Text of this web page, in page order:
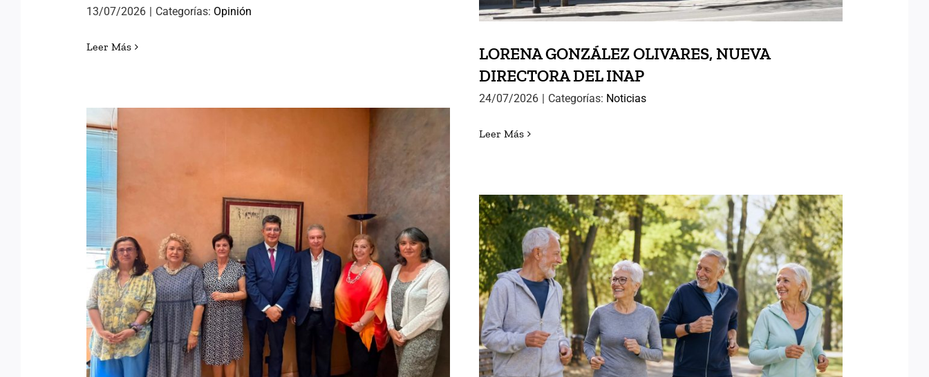
LORENA GONZÁLEZ OLIVARES, NUEVA
DIRECTORA DEL INAP
24/07/2026 | Categorías: Noticias
Leer Más
13/07/2026 Categorías: Opinión
Leer Más
AVANZANDO HACIA EL SEMINARIO
INTERNACIONAL DE ANTIGUOS ALUMNOS
DEL INAP
EL EDADISMO: UNA DISCRIMINACIÓN
SILENCIOSA ANTE EL DESAFÍO
DEMOGRÁFICO Y SOCIAL